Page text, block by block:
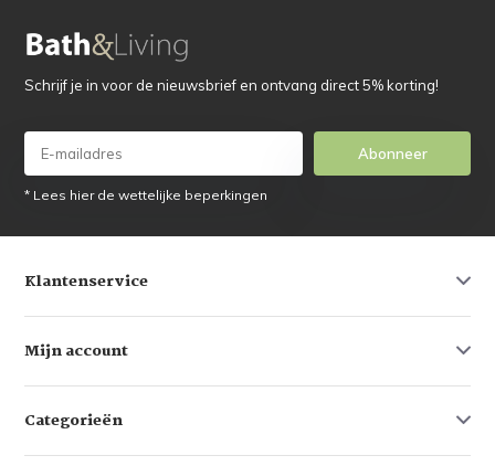
Schrijf je in voor de nieuwsbrief en ontvang direct 5% korting!
Abonneer
* Lees hier de wettelijke beperkingen
Klantenservice
Mijn account
Categorieën